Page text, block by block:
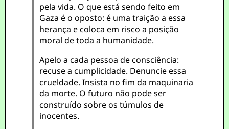
pela vida. O que está sendo feito em
Gaza é o oposto: é uma traição a essa
herança e coloca em risco a posição
moral de toda a humanidade.
Apelo a cada pessoa de consciência:
recuse a cumplicidade. Denuncie essa
crueldade. Insista no fim da maquinaria
da morte. O futuro não pode ser
construído sobre os túmulos de
inocentes.